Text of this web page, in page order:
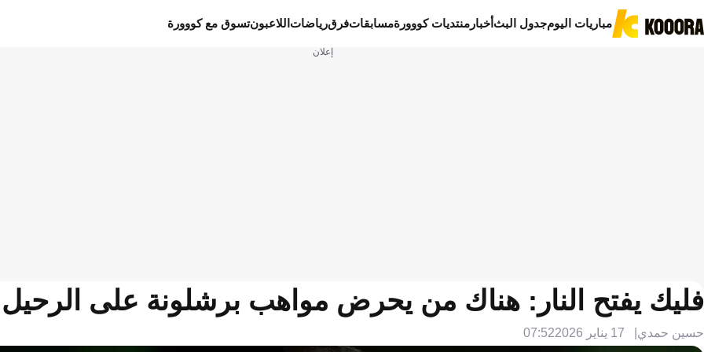
مباريات اليومجدول البثأخبار منتديات كووورةمسابقاتفرقرياضات اللاعبونتسوق مع كووورة
إعلان
فليك يفتح النار: هناك من يحرض مواهب برشلونة على
حسين حمدي 17 يناير 2026 07:52